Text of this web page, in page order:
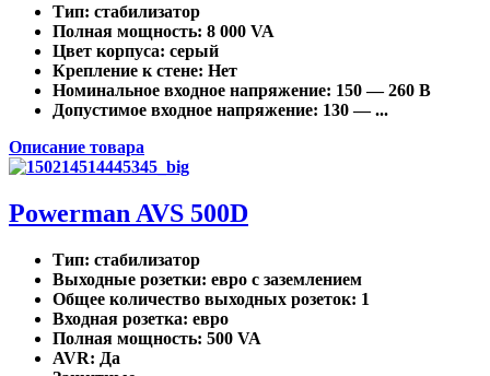
Тип: стабилизатор
Полная мощность: 8 000 VA
Цвет корпуса: серый
Крепление к стене: Нет
Номинальное входное напряжение: 150 — 260 В
Допустимое входное напряжение: 130 — ...
Описание товара
Powerman AVS 500D
Тип: стабилизатор
Выходные розетки: евро с заземлением
Общее количество выходных розеток: 1
Входная розетка: евро
Полная мощность: 500 VA
AVR: Да